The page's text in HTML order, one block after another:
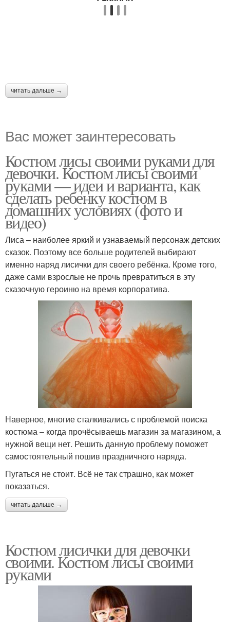
читать дальше →
Вас может заинтересовать
Костюм лисы своими руками для
девочки. Костюм лисы своими
руками — идеи и варианта, как
сделать ребенку костюм в
домашних условиях (фото и
видео)
Лиса – наиболее яркий и узнаваемый персонаж детских
сказок. Поэтому все больше родителей выбирают
именно наряд лисички для своего ребёнка. Кроме того,
даже сами взрослые не прочь превратиться в эту
сказочную героиню на время корпоратива.
Наверное, многие сталкивались с проблемой поиска
костюма – когда прочёсываешь магазин за магазином, а
нужной вещи нет. Решить данную проблему поможет
самостоятельный пошив праздничного наряда.
Пугаться не стоит. Всё не так страшно, как может
показаться.
читать дальше →
Костюм лисички для девочки
своими. Костюм лисы своими
руками